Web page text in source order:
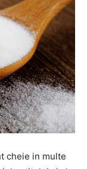
cheie in multe